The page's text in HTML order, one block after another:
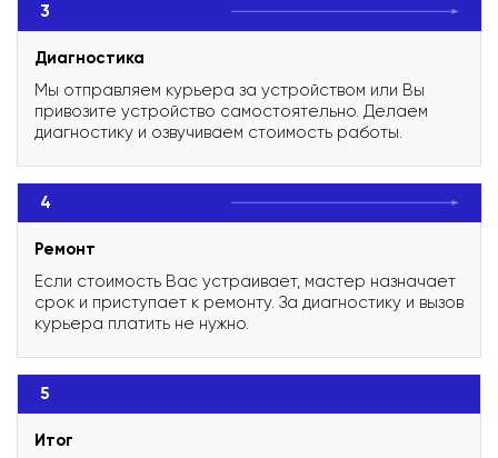
3
Диагностика
Мы отправляем курьера за устройством или Вы
привозите устройство самостоятельно. Делаем
диагностику и озвучиваем стоимость работы.
4
Ремонт
Если стоимость Вас устраивает, мастер назначает
срок и приступает к ремонту. За диагностику и вызов
курьера платить не нужно.
5
Итог